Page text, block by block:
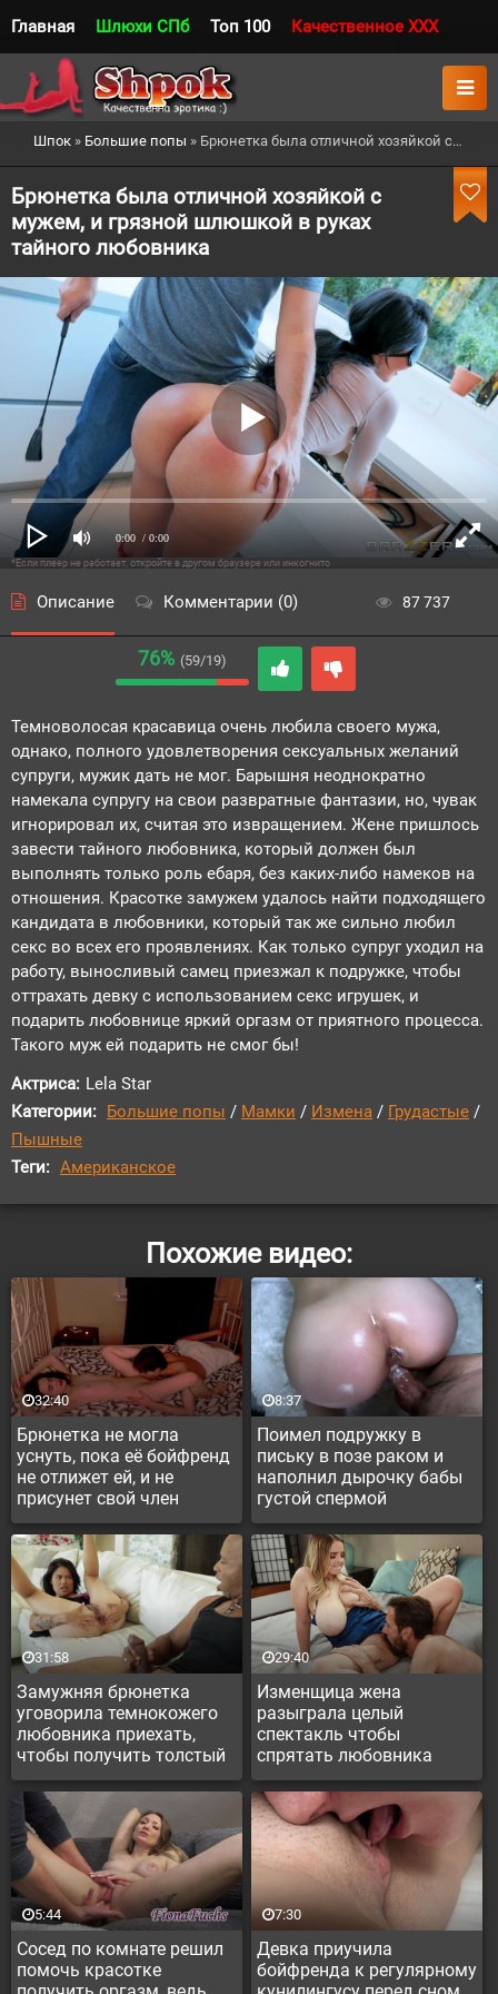
Главная Шлюхи СПб Топ 100 Качественное XXX
Шпок » Большие попы » Брюнетка была отличной хозяйкой с мужем, и грязной шлюшкой в руках тайного любовника
Брюнетка была отличной хозяйкой с
мужем, и грязной шлюшкой в руках
тайного любовника
0:00 / 0:00
*Если плеер не работает, откройте в другом браузере или инкогнито
Описание Комментарии (0)
76% (59/19)
87 737
Темноволосая красавица очень любила своего мужа,
однако, полного удовлетворения сексуальных желаний
супруги, мужик дать не мог. Барышня неоднократно
намекала супругу на свои развратные фантазии, но, чувак
игнорировал их, считая это извращением. Жене пришлось
завести тайного любовника, который должен был
выполнять только роль ебаря, без каких-либо намеков на
отношения. Красотке замужем удалось найти подходящего
кандидата в любовники, который так же сильно любил
секс во всех его проявлениях. Как только супруг уходил на
работу, выносливый самец приезжал к подружке, чтобы
оттрахать девку с использованием секс игрушек, и
подарить любовнице яркий оргазм от приятного процесса.
Такого муж ей подарить не смог бы!
Актриса: Lela Star
Категории: Большие попы / Мамки / Измена / Грудастые /
Пышные
Теги: Американское
Похожие видео:
Брюнетка не могла
уснуть, пока её бойфренд
не отлижет ей, и не
присунет свой член
между ног
32:40
Поимел подружку в
письку в позе раком и
наполнил дырочку бабы
густой спермой
8:37
Замужняя брюнетка
уговорила темнокожего
любовника приехать,
чтобы получить толстый
член в анал
31:58
Изменщица жена
разыграла целый
спектакль чтобы
спрятать любовника
29:40
Сосед по комнате решил
помочь красотке
5:44
Девка приучила
бойфренда к регулярному
7:30